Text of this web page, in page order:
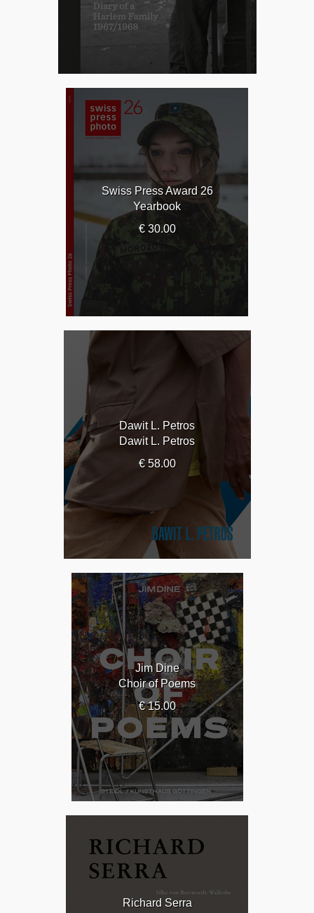
Swiss Press Award 26
Yearbook
€ 30.00
Dawit L. Petros
Dawit L. Petros
€ 58.00
Jim Dine
Choir of Poems
€ 15.00
Richard Serra